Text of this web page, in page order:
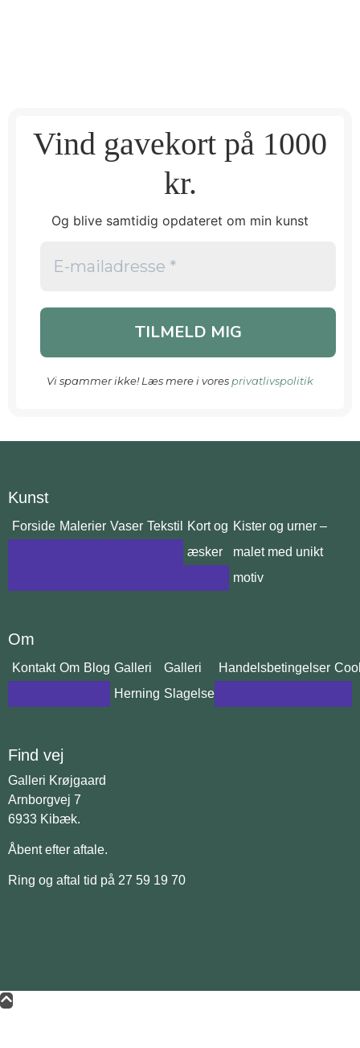
Vind gavekort på 1000
kr.
Og blive samtidig opdateret om min kunst
Vi spammer ikke! Læs mere i vores privatlivspolitik
Kunst
Forside Malerier Vaser Tekstil
Kort og
æsker
Kister og urner –
malet med unikt
motiv
Om
Kontakt Om Blog Galleri
Herning
Galleri
Slagelse
Handelsbetingelser
Find vej
Galleri Krøjgaard
Arnborgvej 7
6933 Kibæk.
Åbent efter aftale.
Ring og aftal tid på 27 59 19 70